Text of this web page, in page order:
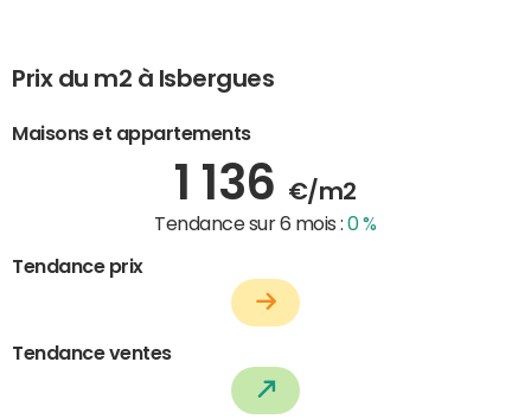
Prix du m2 à Isbergues
Maisons et appartements
1 136 €/m2
Tendance sur 6 mois :0 %
Tendance prix
Tendance ventes